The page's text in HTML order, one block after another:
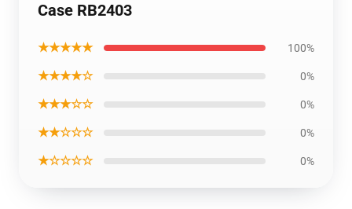
Case RB2403
★★★★★ 100%
★★★★☆ 0%
★★★☆☆ 0%
★★☆☆☆ 0%
★☆☆☆☆ 0%